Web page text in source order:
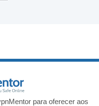
para oferecer aos